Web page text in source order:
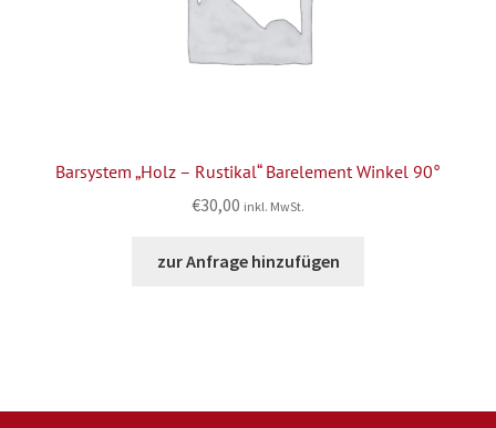
Barsystem „Holz – Rustikal“ Barelement Winkel 90°
€30,00 inkl. MwSt.
zur Anfrage hinzufügen